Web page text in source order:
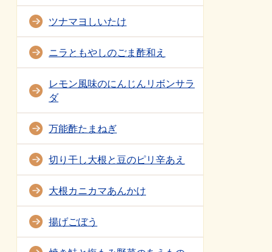
ツナマヨしいたけ
ニラともやしのごま酢和え
レモン風味のにんじんリボンサラ
ダ
万能酢たまねぎ
切り干し大根と豆のピリ辛あえ
大根カニカマあんかけ
揚げごぼう